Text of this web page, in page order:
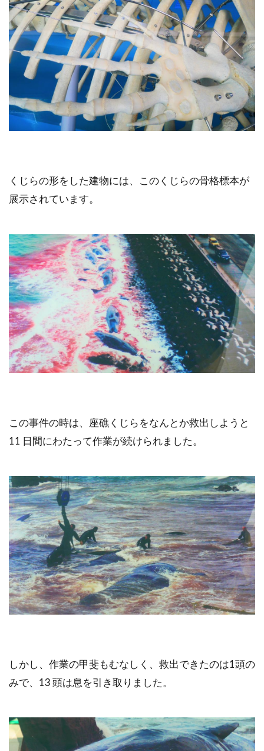
くじらの形をした建物には、このくじらの骨格標本が
展示されています。
この事件の時は、座礁くじらをなんとか救出しようと
11 日間にわたって作業が続けられました。
しかし、作業の甲斐もむなしく、救出できたのは1頭の
みで、13 頭は息を引き取りました。